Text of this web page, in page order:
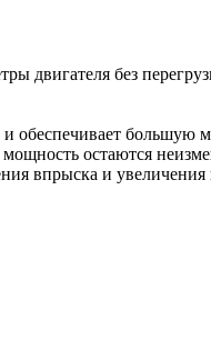
двигателя без
и обеспечивает большую
мощность остаются
впрыска и увеличения